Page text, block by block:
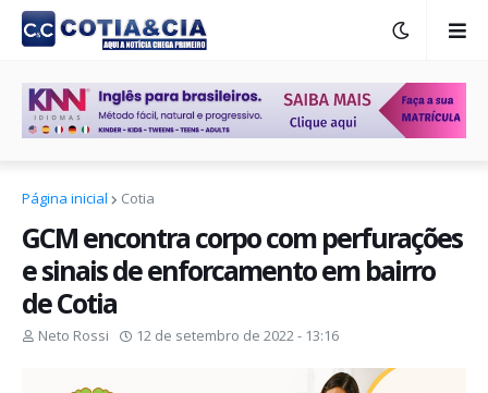
Página inicial Cotia
GCM encontra corpo com perfurações
e sinais de enforcamento em bairro
de Cotia
Neto Rossi 12 de setembro de 2022 - 13:16